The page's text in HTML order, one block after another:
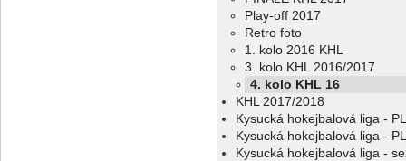
Play-off 2017
Retro foto
1. kolo 2016 KHL
3. kolo KHL 2016/2017
4. kolo KHL 16
KHL 2017/2018
Kysucká hokejbalová liga -
Kysucká hokejbalová liga -
Kysucká hokejbalová liga -